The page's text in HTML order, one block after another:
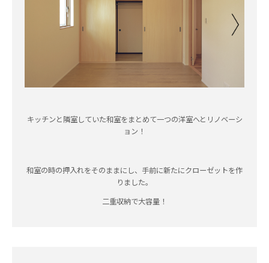
キッチンと隣室していた和室をまとめて一つの洋室へとリノベーシ
ョン！
和室の時の押入れをそのままにし、手前に新たにクローゼットを作
りました。
二重収納で大容量！